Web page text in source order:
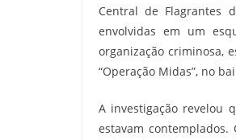
Central de Flagrantes
envolvidas em um
organização criminosa,
“Operação Midas”, no
A investigação revelou
estavam